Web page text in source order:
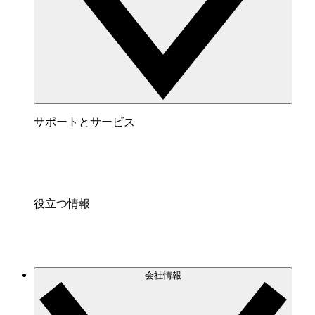
サポートとサービス
役立つ情報
会社情報